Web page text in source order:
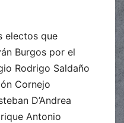
electos que
Burgos por el
Rodrigo Saldaño
Cornejo
D’Andrea
Antonio